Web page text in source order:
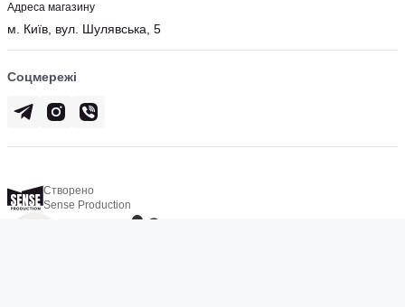
Адреса магазину
м. Київ, вул. Шулявська, 5
Соцмережі
Створено
Sense Production